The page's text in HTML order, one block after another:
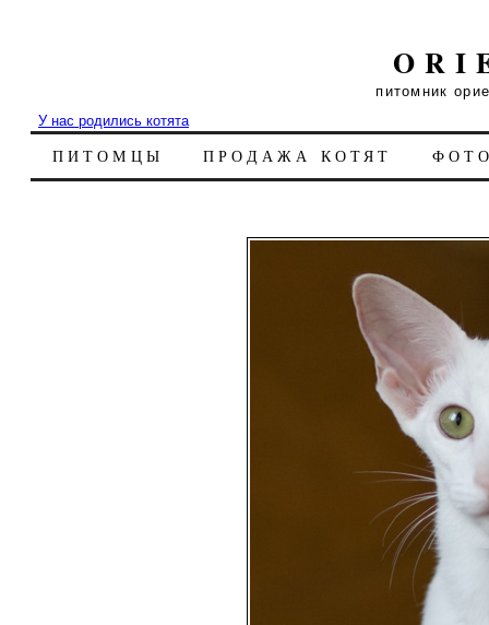
питомник
У нас родились котята
ПИТОМЦЫ ПРОДАЖА КОТЯТ